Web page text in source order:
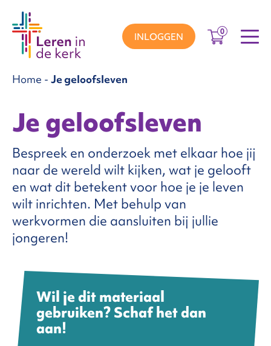
INLOGGEN 0
Home - Je geloofsleven
Je geloofsleven
Bespreek en onderzoek met elkaar hoe jij
naar de wereld wilt kijken, wat je gelooft
en wat dit betekent voor hoe je je leven
wilt inrichten. Met behulp van
werkvormen die aansluiten bij jullie
jongeren!
Wil je dit materiaal
gebruiken? Schaf het dan
aan!